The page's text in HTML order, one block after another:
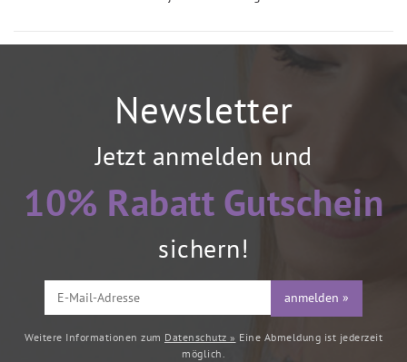
Newsletter
Jetzt anmelden und
10% Rabatt Gutschein
sichern!
anmelden »
Weitere Informationen zum Datenschutz » Eine Abmeldung ist jederzeit
möglich.